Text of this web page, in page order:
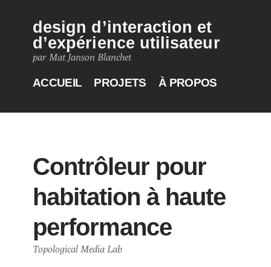
design d’interaction et
d’expérience utilisateur
par Mat Janson Blanchet
ACCUEIL PROJETS À PROPOS
Contrôleur pour
habitation à haute
performance
Topological Media Lab